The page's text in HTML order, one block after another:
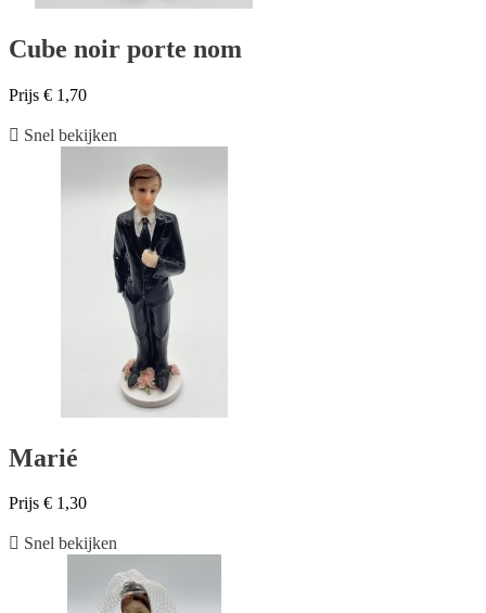
Cube noir porte nom
Prijs € 1,70
 Snel bekijken
Marié
Prijs € 1,30
 Snel bekijken